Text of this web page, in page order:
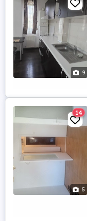
9
5
14